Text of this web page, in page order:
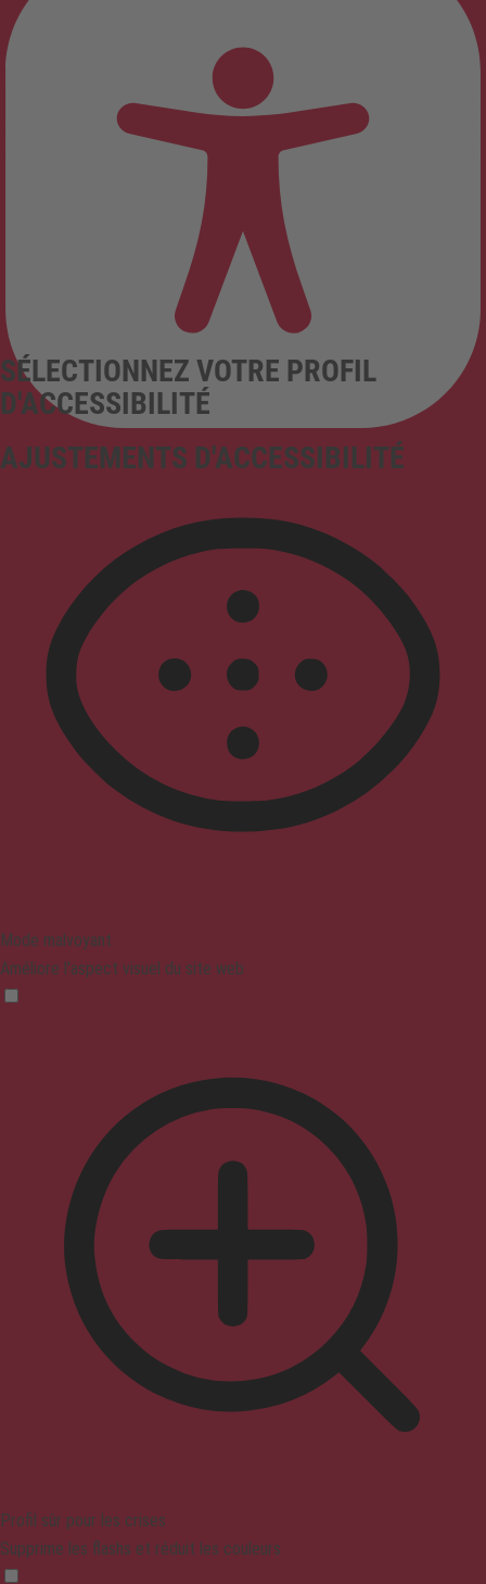
AJUSTEMENTS D'ACCESSIBILITÉ
SÉLECTIONNEZ VOTRE PROFIL
D'ACCESSIBILITÉ
Mode malvoyant
Améliore l'aspect visuel du site web
Profil sûr pour les crises
Supprime les flashs et réduit les couleurs